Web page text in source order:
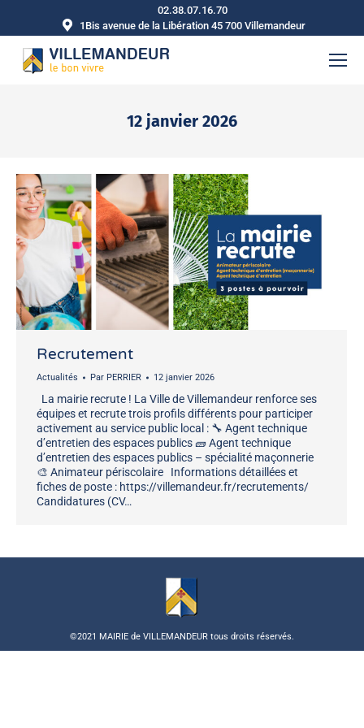
02.38.07.16.70
1Bis avenue de la Libération 45 700 Villemandeur
12 janvier 2026
Recrutement
Actualités Par PERRIER 12 janvier 2026
La mairie recrute ! La Ville de Villemandeur renforce ses
équipes et recrute trois profils différents pour participer
activement au service public local : 🔧 Agent technique
d’entretien des espaces publics 🧱 Agent technique
d’entretien des espaces publics – spécialité maçonnerie
🎨 Animateur périscolaire Informations détaillées et
fiches de poste : https://villemandeur.fr/recrutements/
Candidatures (CV…
©2021 MAIRIE de VILLEMANDEUR tous droits réservés.